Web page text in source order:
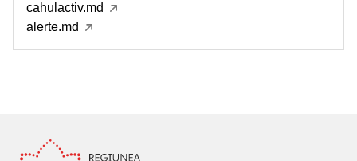
cahulactiv.md
alerte.md